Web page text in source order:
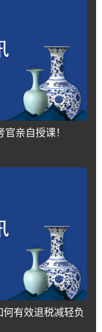
亲自授课！
有效退税减轻负